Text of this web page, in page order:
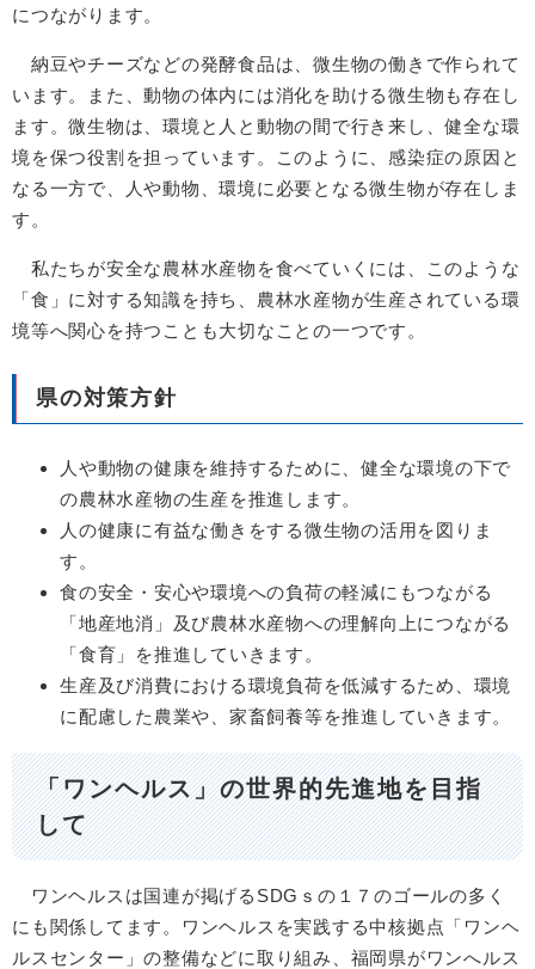
につながります。
納豆やチーズなどの発酵食品は、微生物の働きで作られて
います。また、動物の体内には消化を助ける微生物も存在し
ます。微生物は、環境と人と動物の間で行き来し、健全な環
境を保つ役割を担っています。このように、感染症の原因と
なる一方で、人や動物、環境に必要となる微生物が存在しま
す。
私たちが安全な農林水産物を食べていくには、このような
「食」に対する知識を持ち、農林水産物が生産されている環
境等へ関心を持つことも大切なことの一つです。
県の対策方針
人や動物の健康を維持するために、健全な環境の下で
の農林水産物の生産を推進します。
人の健康に有益な働きをする微生物の活用を図りま
す。
食の安全・安心や環境への負荷の軽減にもつながる
「地産地消」及び農林水産物への理解向上につながる
「食育」を推進していきます。
生産及び消費における環境負荷を低減するため、環境
に配慮した農業や、家畜飼養等を推進していきます。
「ワンヘルス」の世界的先進地を目指
して
ワンヘルスは国連が掲げるSDGｓの１７のゴールの多く
にも関係してます。ワンヘルスを実践する中核拠点「ワンヘ
ルスセンター」の整備などに取り組み、福岡県がワンへルス